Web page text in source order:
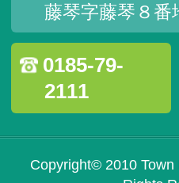
藤琴字藤琴８番
0185-79-
2111
Copyright© 2010